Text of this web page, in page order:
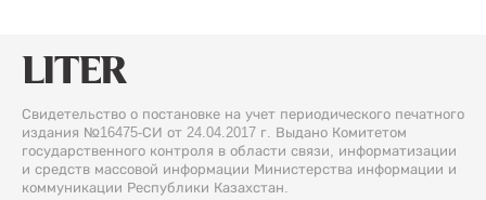
Свидетельство о постановке на учет периодического печатного
издания №16475-СИ от 24.04.2017 г. Выдано Комитетом
государственного контроля в области связи, информатизации
и средств массовой информации Министерства информации и
коммуникации Республики Казахстан.